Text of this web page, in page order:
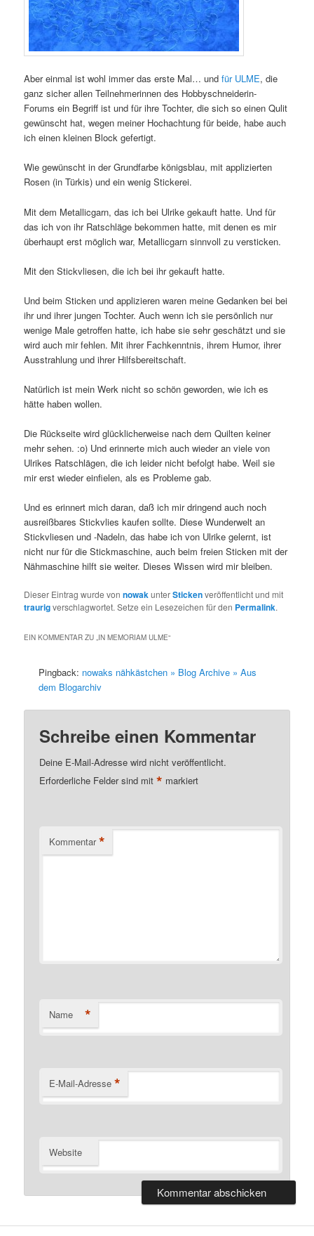
Aber einmal ist wohl immer das erste Mal… undfür ULME, die
ganz sicher allen Teilnehmerinnen des Hobbyschneiderin-
Forums ein Begriff ist und für ihre Tochter, die sich so einen Qulit
gewünscht hat, wegen meiner Hochachtung für beide, habe auch
ich einen kleinen Block gefertigt.
Wie gewünscht in der Grundfarbe königsblau, mit applizierten
Rosen (in Türkis) und ein wenig Stickerei.
Mit dem Metallicgarn, das ich bei Ulrike gekauft hatte. Und für
das ich von ihr Ratschläge bekommen hatte, mit denen es mir
überhaupt erst möglich war, Metallicgarn sinnvoll zu versticken.
Mit den Stickvliesen, die ich bei ihr gekauft hatte.
Und beim Sticken und applizieren waren meine Gedanken bei bei
ihr und ihrer jungen Tochter. Auch wenn ich sie persönlich nur
wenige Male getroffen hatte, ich habe sie sehr geschätzt und sie
wird auch mir fehlen. Mit ihrer Fachkenntnis, ihrem Humor, ihrer
Ausstrahlung und ihrer Hilfsbereitschaft.
Natürlich ist mein Werk nicht so schön geworden, wie ich es
hätte haben wollen.
Die Rückseite wird glücklicherweise nach dem Quilten keiner
mehr sehen. :o) Und erinnerte mich auch wieder an viele von
Ulrikes Ratschlägen, die ich leider nicht befolgt habe. Weil sie
mir erst wieder einfielen, als es Probleme gab.
Und es erinnert mich daran, daß ich mir dringend auch noch
ausreißbares Stickvlies kaufen sollte. Diese Wunderwelt an
Stickvliesen und -Nadeln, das habe ich von Ulrike gelernt, ist
nicht nur für die Stickmaschine, auch beim freien Sticken mit der
Nähmaschine hilft sie weiter. Dieses Wissen wird mir bleiben.
Dieser Eintrag wurde vonnowakunterStickenveröffentlicht und mit
traurigverschlagwortet. Setze ein Lesezeichen für den Permalink.
EIN KOMMENTAR ZU „IN MEMORIAM ULME“
Pingback: nowaks nähkästchen » Blog Archive » Aus
dem Blogarchiv
Schreibe einen Kommentar
Deine E-Mail-Adresse wird nicht veröffentlicht.
Erforderliche Felder sind mit* markiert
Kommentar *
Name *
E-Mail-Adresse *
Website